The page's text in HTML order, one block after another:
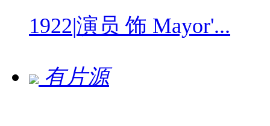
1922|演员 饰 Mayor'...
有片源